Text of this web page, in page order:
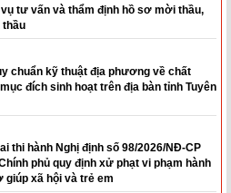
tư vấn và thẩm định hồ sơ mời thầu,
thầu
chuẩn kỹ thuật địa phương về chất
đích sinh hoạt trên địa bàn tỉnh Tuyên
thi hành Nghị định số 98/2026/NĐ-CP
phủ quy định xử phạt vi phạm hành
xã hội và trẻ em